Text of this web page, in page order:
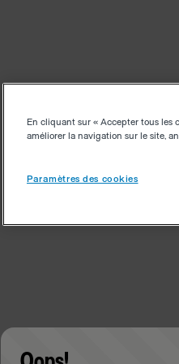
En cliquant sur « Accepter tous les
améliorer la navigation sur le site,
Paramètres des cookies